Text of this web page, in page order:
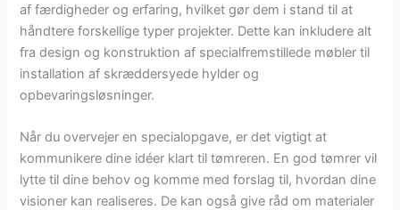
af færdigheder og erfaring, hvilket gør dem i stand til at
håndtere forskellige typer projekter. Dette kan inkludere alt
fra design og konstruktion af specialfremstillede møbler til
installation af skræddersyede hylder og
opbevaringsløsninger.
Når du overvejer en specialopgave, er det vigtigt at
kommunikere dine idéer klart til tømreren. En god tømrer vil
lytte til dine behov og komme med forslag til, hvordan dine
visioner kan realiseres. De kan også give råd om materialer